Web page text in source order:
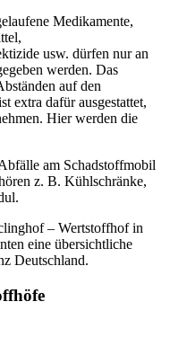
Medikamente,
usw. dürfen nur an
werden. Das
auf den
extra dafür ausgestattet,
Hier werden die
am Schadstoffmobil
z. B. Kühlschränke,
– Wertstoffhof in
eine übersichtliche
Deutschland.